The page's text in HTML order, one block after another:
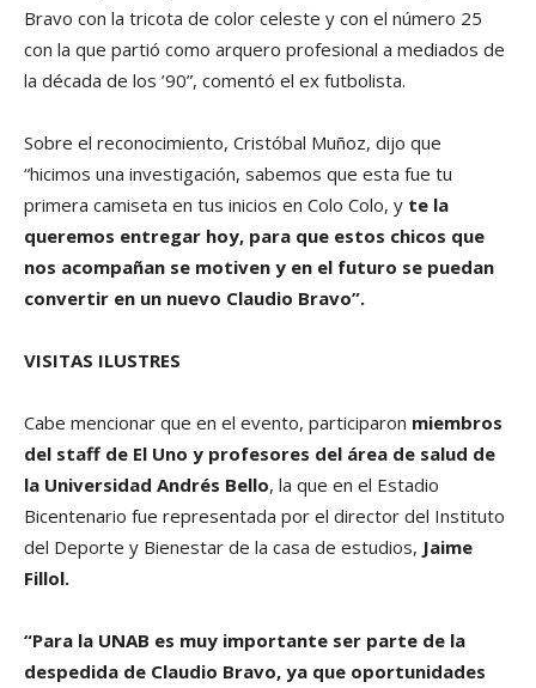
Bravo con la tricota de color celeste y con el número 25
con la que partió como arquero profesional a mediados de
la década de los ’90”, comentó el ex futbolista.
Sobre el reconocimiento, Cristóbal Muñoz, dijo que
“hicimos una investigación, sabemos que esta fue tu
primera camiseta en tus inicios en Colo Colo, y te la
queremos entregar hoy, para que estos chicos que
nos acompañan se motiven y en el futuro se puedan
convertir en un nuevo Claudio Bravo”.
VISITAS ILUSTRES
Cabe mencionar que en el evento, participaron miembros
del staff de El Uno y profesores del área de salud de
la Universidad Andrés Bello, la que en el Estadio
Bicentenario fue representada por el director del Instituto
del Deporte y Bienestar de la casa de estudios, Jaime
Fillol.
“Para la UNAB es muy importante ser parte de la
despedida de Claudio Bravo, ya que oportunidades